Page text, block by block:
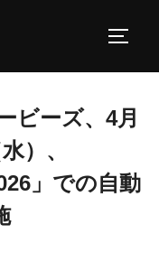
ビーズ、4月
）、
」での自動